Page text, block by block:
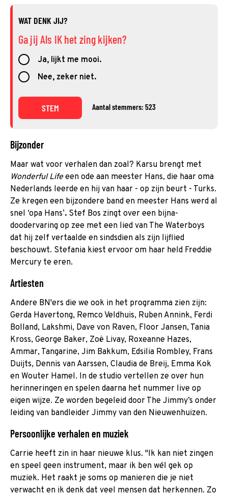
WAT DENK JIJ?
Ga jij Als IK het zing kijken?
Ja, lijkt me mooi.
Nee, zeker niet.
STEM Aantal stemmers: 523
Bijzonder
Maar wat voor verhalen dan zoal? Karsu brengt met
Wonderful Lifeeen ode aan meester Hans, die haar oma
Nederlands leerde en hij van haar - op zijn beurt - Turks.
Ze kregen een bijzondere band en meester Hans werd al
snel ‘opa Hans’. Stef Bos zingt over een bijna-
doodervaring op zee met een lied van The Waterboys
dat hij zelf vertaalde en sindsdien als zijn lijflied
beschouwt. Stefania kiest ervoor om haar held Freddie
Mercury te eren.
Artiesten
Andere BN'ers die we ook in het programma zien zijn:
Gerda Havertong, Remco Veldhuis, Ruben Annink, Ferdi
Bolland, Lakshmi, Dave von Raven, Floor Jansen, Tania
Kross, George Baker, Zoë Livay, Roxeanne Hazes,
Ammar, Tangarine, Jim Bakkum, Edsilia Rombley, Frans
Duijts, Dennis van Aarssen, Claudia de Breij, Emma Kok
en Wouter Hamel. In de studio vertellen ze over hun
herinneringen en spelen daarna het nummer live op
eigen wijze. Ze worden begeleid door The Jimmy’s onder
leiding van bandleider Jimmy van den Nieuwenhuizen.
Persoonlijke verhalen en muziek
Carrie heeft zin in haar nieuwe klus. "Ik kan niet zingen
en speel geen instrument, maar ik ben wél gek op
muziek. Het raakt je soms op manieren die je niet
verwacht en ik denk dat veel mensen dat herkennen. Zo